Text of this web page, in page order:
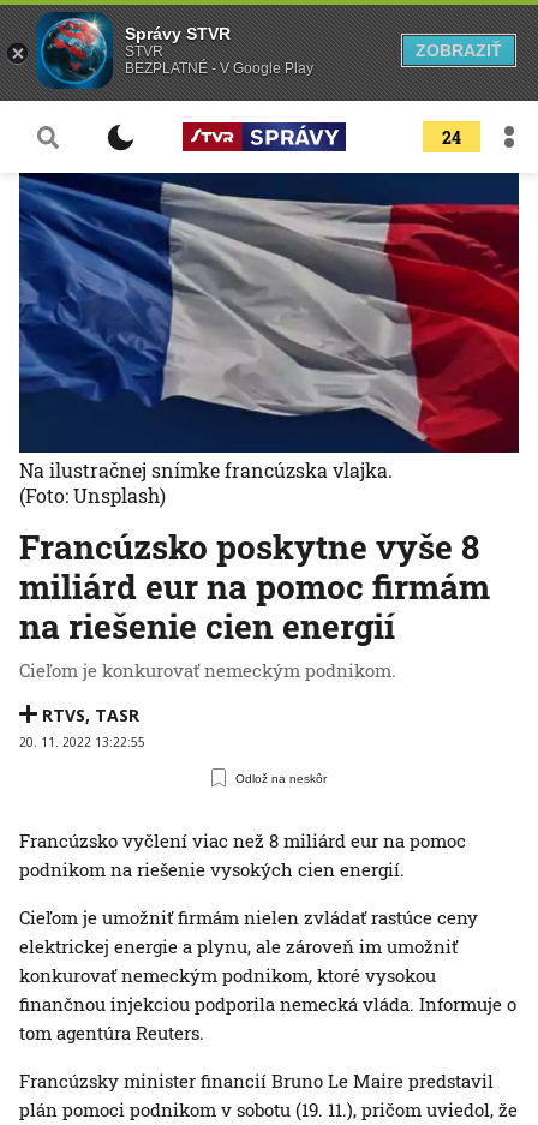
24
Francúzsko poskytne vyše 8
miliárd eur na pomoc firmám
na riešenie cien energií
Cieľom je konkurovať nemeckým podnikom.
RTVS, TASR
20. 11. 2022 13:22:55
Odlož na neskôr
Na ilustračnej snímke francúzska vlajka.
(Foto: Unsplash)
Francúzsko vyčlení viac než 8 miliárd eur na pomoc
podnikom na riešenie vysokých cien energií.
Cieľom je umožniť firmám nielen zvládať rastúce ceny
elektrickej energie a plynu, ale zároveň im umožniť
konkurovať nemeckým podnikom, ktoré vysokou
finančnou injekciou podporila nemecká vláda. Informuje o
tom agentúra Reuters.
Francúzsky minister financií Bruno Le Maire predstavil
plán pomoci podnikom v sobotu (19. 11.), pričom uviedol, že
Správy STVR
STVR
BEZPLATNÉ - V Google Play
ZOBRAZIŤ